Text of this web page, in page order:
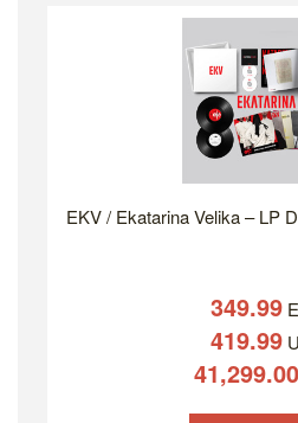
EKV / Ekatarina Velika – LP
349.99
419.99
41,299.00